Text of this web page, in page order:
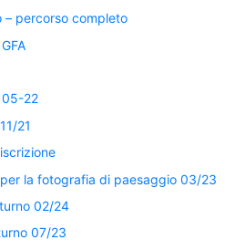
– percorso completo
05-22
21
la fotografia di paesaggio 03/23
02/24
07/23